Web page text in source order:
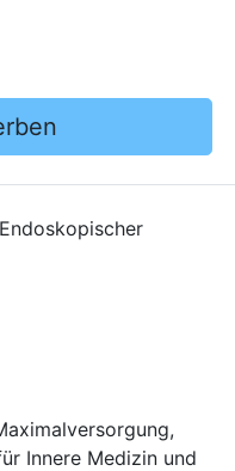
Innere Medizin und